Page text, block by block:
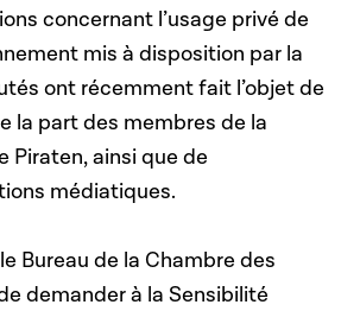
concernant l’usage privé de
mis à disposition par la
ont récemment fait l’objet de
la part des membres de la
Piraten, ainsi que de
médiatiques.
Bureau de la Chambre des
demander à la Sensibilité